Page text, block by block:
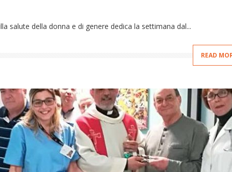
salute della donna e di genere dedica la settimana dal...
READ